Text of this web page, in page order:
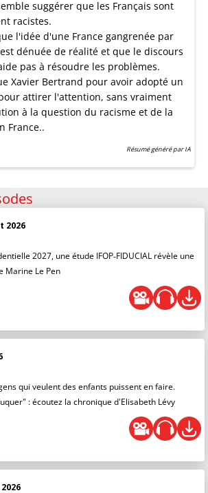
suggérer que les Français sont
racistes.
l'idée d'une France gangrenée par
dénuée de réalité et que le discours
pas à résoudre les problèmes.
Xavier Bertrand pour avoir adopté un
attirer l'attention, sans vraiment
à la question du racisme et de la
France..
Résumé généré par IA
2026
2027, une étude IFOP‑FIDUCIAL révèle une
Marine Le Pen
qui veulent des enfants puissent en faire.
: écoutez la chronique d'Elisabeth Lévy